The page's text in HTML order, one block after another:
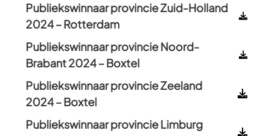
Publiekswinnaar provincie Zuid-Holland
2024 – Rotterdam
Publiekswinnaar provincie Noord-
Brabant 2024 – Boxtel
Publiekswinnaar provincie Zeeland
2024 – Boxtel
Publiekswinnaar provincie Limburg